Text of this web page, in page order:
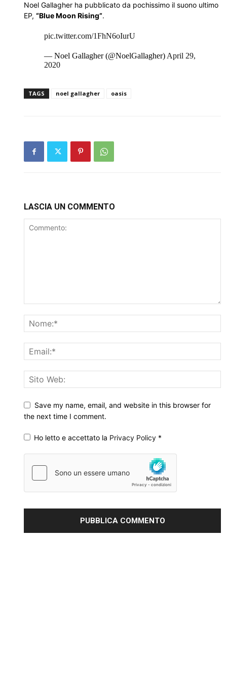
Noel Gallagher ha pubblicato da pochissimo il suono ultimo
EP, “Blue Moon Rising”.
pic.twitter.com/1FhN6oIurU
— Noel Gallagher (@NoelGallagher) April 29,
2020
TAGS noel gallagher oasis
LASCIA UN COMMENTO
Save my name, email, and website in this browser for
the next time I comment.
Ho letto e accettato la Privacy Policy *